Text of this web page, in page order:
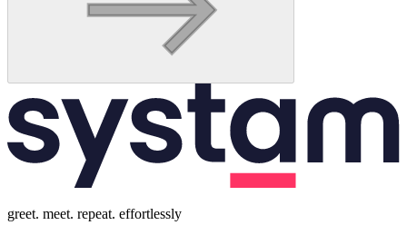
greet. meet. repeat. effortlessly